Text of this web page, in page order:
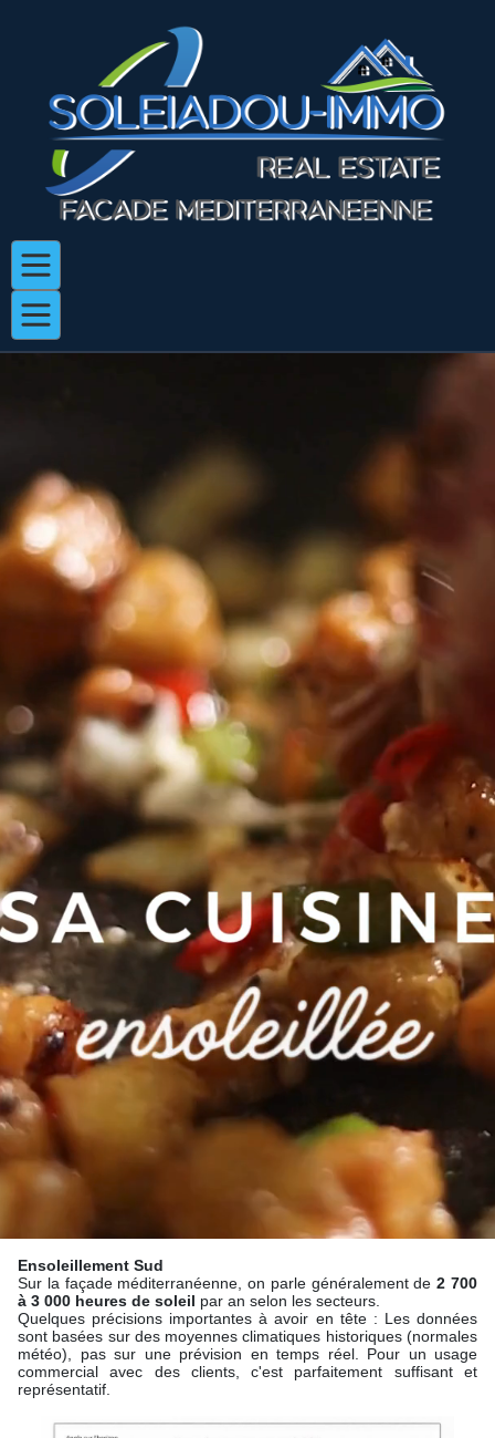
Ensoleillement Sud
Sur la façade méditerranéenne, on parle généralement de2 700
à 3 000 heures de soleil par an selon les secteurs.
Quelques précisions importantes à avoir en tête : Les données
sont basées sur des moyennes climatiques historiques (normales
météo), pas sur une prévision en temps réel. Pour un usage
commercial avec des clients, c'est parfaitement suffisant et
représentatif.